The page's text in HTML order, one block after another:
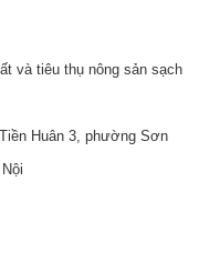
và tiêu thụ nông sản sạch
Huân 3, phường Sơn